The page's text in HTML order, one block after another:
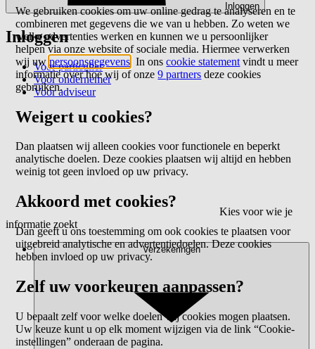
Inloggen
Inloggen
Voor particulier
Voor ondernemer
Voor adviseur
Kies voor wie je
informatie zoekt
Verzekeringen
We gebruiken cookies om uw online gedrag te analyseren en te
combineren met gegevens die we van u hebben. Zo weten we
welke advertenties werken en kunnen we u persoonlijker
helpen via onze website of sociale media. Hiermee verwerken
wij uwpersoonsgegevens . In onscookie statement vindt u meer
informatie over hoe wij of onze9 partners deze cookies
gebruiken.
Weigert u cookies?
Dan plaatsen wij alleen cookies voor functionele en beperkt
analytische doelen. Deze cookies plaatsen wij altijd en hebben
weinig tot geen invloed op uw privacy.
Akkoord met cookies?
Dan geeft u ons toestemming om ook cookies te plaatsen voor
uitgebreid analytische en advertentiedoelen. Deze cookies
hebben invloed op uw privacy.
Zelf uw voorkeuren aanpassen?
U bepaalt zelf voor welke doelen wij cookies mogen plaatsen.
Uw keuze kunt u op elk moment wijzigen via de link “Cookie-
instellingen” onderaan de pagina.